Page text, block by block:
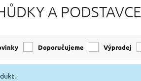
A PODSTAVCE
Doporučujeme Výprodej